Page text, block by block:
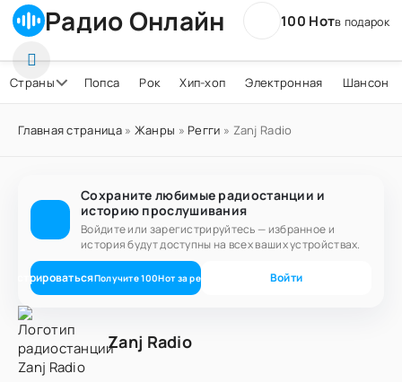
Радио Онлайн 100 Нотв подарок
Страны Попса Рок Хип-хоп Электронная Шансон
Главная страница» Жанры » Регги » Zanj Radio
Сохраните любимые радиостанции и
историю прослушивания
Войдите или зарегистрируйтесь — избранное и
история будут доступны на всех ваших устройствах.
Получите100Нот за регистрацию Войти
Zanj Radio